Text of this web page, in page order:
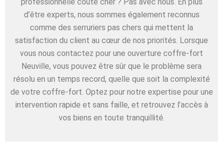
d’être experts, nous sommes également reconnus
comme des serruriers pas chers qui mettent la
satisfaction du client au cœur de nos priorités. Lorsque
vous nous contactez pour une ouverture coffre-fort
Neuville, vous pouvez être sûr que le problème sera
résolu en un temps record, quelle que soit la complexité
de votre coffre-fort. Optez pour notre expertise pour une
intervention rapide et sans faille, et retrouvez l’accès à
vos biens en toute tranquillité.